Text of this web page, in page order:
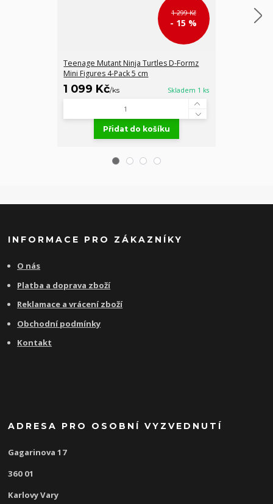
1 299 Kč
- 15 %
Teenage Mutant Ninja Turtles D-Formz
Mini Figures 4-Pack 5 cm
1 099 Kč/ks Skladem 1 ks
Přidat do košíku
INFORMACE PRO ZÁKAZNÍKY
O nás
Platba a doprava zboží
Reklamace a vrácení zboží
Obchodní podmínky
Kontakt
ADRESA PRO OSOBNÍ VYZVEDNUTÍ
Gagarinova 17
360 01
Karlovy Vary